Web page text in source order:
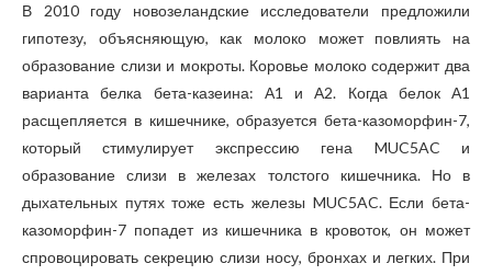
В 2010 году новозеландские исследователи предложили
гипотезу, объясняющую, как молоко может повлиять на
образование слизи и мокроты. Коровье молоко содержит два
варианта белка бета-казеина: А1 и А2. Когда белок А1
расщепляется в кишечнике, образуется бета-казоморфин-7,
который стимулирует экспрессию гена MUC5AC и
образование слизи в железах толстого кишечника. Но в
дыхательных путях тоже есть железы MUC5AC. Если бета-
казоморфин-7 попадет из кишечника в кровоток, он может
спровоцировать секрецию слизи носу, бронхах и легких. При